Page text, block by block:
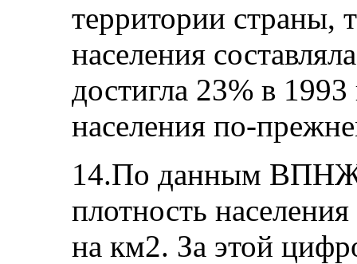
территории страны,
населения
достигла 23% в
населения
14.По данным ВПНЖ
плотность
на км2. За этой